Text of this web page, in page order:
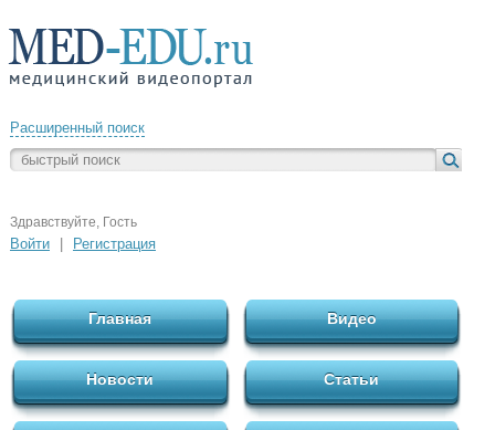
Расширенный поиск
Здравствуйте, Гость
Войти Регистрация
Главная Видео
Новости Статьи